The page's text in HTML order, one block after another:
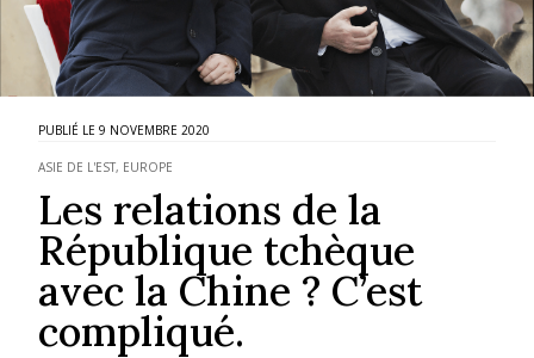
9 NOVEMBRE 2020
ASIE DE L'EST, EUROPE
Les relations de la
République tchèque
avec la Chine ? C’est
compliqué.